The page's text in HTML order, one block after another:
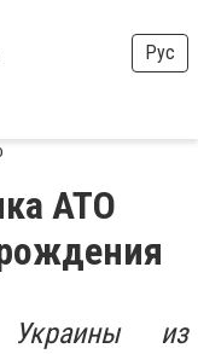
Рус
АТО
из